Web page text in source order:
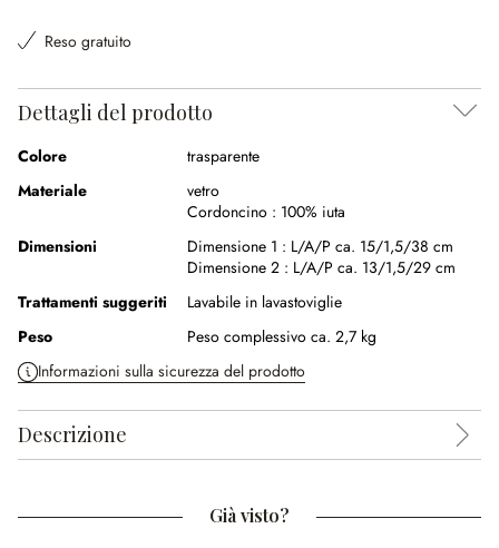
Reso gratuito
Dettagli del prodotto
Colore
trasparente
Materiale
vetro
Cordoncino : 100% iuta
Dimensioni
Dimensione 1 : L/A/P ca. 15/1,5/38 cm
Dimensione 2 : L/A/P ca. 13/1,5/29 cm
Trattamenti suggeriti
Lavabile in lavastoviglie
Peso
Peso complessivo ca. 2,7 kg
Informazioni sulla sicurezza del prodotto
Descrizione
Già visto?